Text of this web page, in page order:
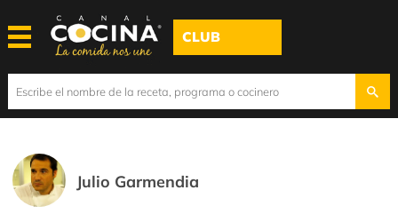
CLUB
Julio Garmendia